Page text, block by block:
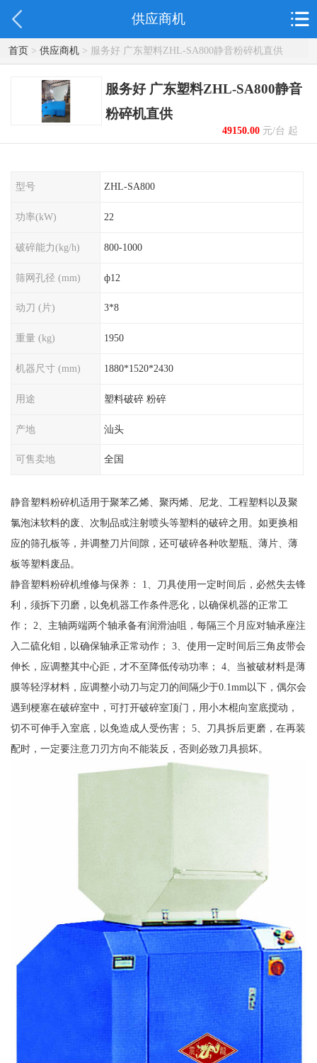
供应商机
首页> 供应商机> 服务好 广东塑料ZHL-SA800静音粉碎机直供
服务好 广东塑料ZHL-SA800静音
粉碎机直供
49150.00元/台 起
型号 ZHL-SA800
功率(kW) 22
破碎能力(kg/h) 800-1000
筛网孔径 (mm) ф12
动刀 (片) 3*8
重量 (kg) 1950
机器尺寸 (mm) 1880*1520*2430
用途 塑料破碎 粉碎
产地 汕头
可售卖地 全国
静音塑料粉碎机适用于聚苯乙烯、聚丙烯、尼龙、工程塑料以及聚
氯泡沫软料的废、次制品或注射喷头等塑料的破碎之用。如更换相
应的筛孔板等，并调整刀片间隙，还可破碎各种吹塑瓶、薄片、薄
板等塑料废品。
静音塑料粉碎机维修与保养： 1、刀具使用一定时间后，必然失去锋
利，须拆下刃磨，以免机器工作条件恶化，以确保机器的正常工
作； 2、主轴两端两个轴承备有润滑油咀，每隔三个月应对轴承座注
入二硫化钼，以确保轴承正常动作； 3、使用一定时间后三角皮带会
伸长，应调整其中心距，才不至降低传动功率； 4、当被破材料是薄
膜等轻浮材料，应调整小动刀与定刀的间隔少于0.1mm以下，偶尔会
遇到梗塞在破碎室中，可打开破碎室顶门，用小木棍向室底搅动，
切不可伸手入室底，以免造成人受伤害； 5、刀具拆后更磨，在再装
配时，一定要注意刀刃方向不能装反，否则必致刀具损坏。